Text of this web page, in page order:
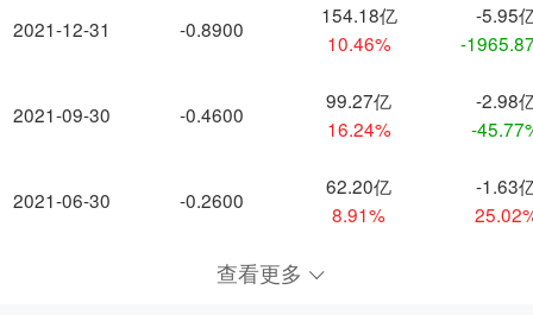
2021-12-31
2021-09-30
2021-06-30
-0.8900
154.18亿
10.46%
-5.95
-
-0.4600
99.27亿
16.24%
-2.98
-
-0.2600
62.20亿
8.91%
-1.63
查看更多